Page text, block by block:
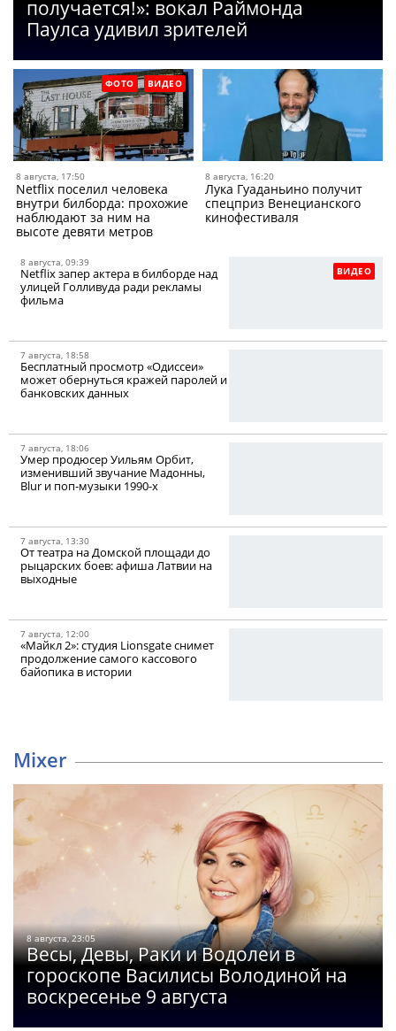
получается!»: вокал Раймонда
Паулса удивил зрителей
ФОТО ВИДЕО
8 августа, 17:50
Netflix поселил человека
внутри билборда: прохожие
наблюдают за ним на
высоте девяти метров
8 августа, 16:20
Лука Гуаданьино получит
спецприз Венецианского
кинофестиваля
ВИДЕО
8 августа, 09:39
Netflix запер актера в билборде над
улицей Голливуда ради рекламы
фильма
7 августа, 18:58
Бесплатный просмотр «Одиссеи»
может обернуться кражей паролей и
банковских данных
7 августа, 18:06
Умер продюсер Уильям Орбит,
изменивший звучание Мадонны,
Blur и поп-музыки 1990-х
7 августа, 13:30
От театра на Домской площади до
рыцарских боев: афиша Латвии на
выходные
7 августа, 12:00
«Майкл 2»: студия Lionsgate снимет
продолжение самого кассового
байопика в истории
Mixer
8 августа, 23:05
Весы, Девы, Раки и Водолеи в
гороскопе Василисы Володиной на
воскресенье 9 августа